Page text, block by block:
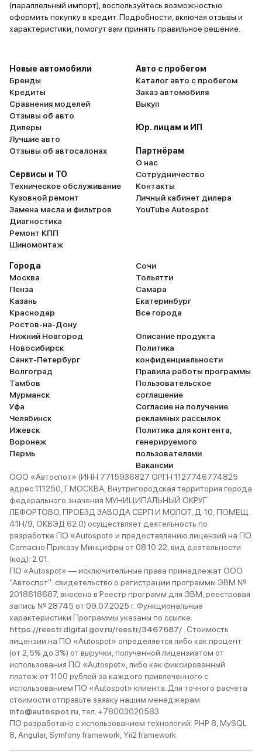
(параллельный импорт), воспользуйтесь возможностью
оформить покупку в кредит. Подробности, включая отзывы и
характеристики, помогут вам принять правильное решение.
Новые автомобили
Бренды
Кредиты
Сравнения моделей
Отзывы об авто
Дилеры
Лучшие авто
Отзывы об автосалонах
Сервисы и ТО
Техническое обслуживание
Кузовной ремонт
Замена масла и фильтров
Диагностика
Ремонт КПП
Шиномонтаж
Авто с пробегом
Каталог авто с пробегом
Заказ автомобиля
Выкуп
Юр. лицам и ИП
Партнёрам
О нас
Сотрудничество
Контакты
Личный кабинет дилера
YouTube Autospot
Города
Москва
Пенза
Казань
Краснодар
Ростов-на-Дону
Нижний Новгород
Новосибирск
Санкт-Петербург
Волгоград
Тамбов
Мурманск
Уфа
Челябинск
Ижевск
Воронеж
Пермь
Сочи
Тольятти
Самара
Екатеринбург
Все города
Описание продукта
Политика
конфиденциальности
Правила работы программы
Пользовательское
соглашение
Согласие на получение
рекламных рассылок
Политика для контента,
генерируемого
пользователями
Вакансии
ООО «Автоспот» (ИНН 7715936827 ОРГН 1127746774825
адрес 111250, Г.МОСКВА, Внутригородская территория города
федерального значения МУНИЦИПАЛЬНЫЙ ОКРУГ
ЛЕФОРТОВО, ПРОЕЗД ЗАВОДА СЕРП И МОЛОТ, Д. 10, ПОМЕЩ.
41Н/9, ОКВЭД 62.0) осуществляет деятельность по
разработке ПО «Autospot» и предоставлению лицензий на ПО.
Согласно Приказу Минцифры от 08.10.22, вид деятельности
(код): 2.01.
ПО «Autospot» — исключительные права принадлежат ООО
"Автоспот": свидетельство о регистрации программы ЭВМ №
2018618687, внесена в Реестр программ для ЭВМ, реестровая
запись № 28745 от 09.07.2025 г. Функциональные
характеристики Программы указаны по ссылке:
https://reestr.digital.gov.ru/reestr/3467687/ . Стоимость
лицензии на ПО «Autospot» определяется либо как процент
(от 2,5% до 3%) от выручки, полученной лицензиатом от
использования ПО «Autospot», либо как фиксированный
платеж от 1100 рублей за каждого привлеченного с
использованием ПО «Autospot» клиента. Для точного расчета
стоимости отправьте заявку нашим менеджерам
info@autospot.ru , тел. +78003020583
ПО разработано с использованием технологий: PHP 8, MySQL
8, Angular, Symfony framework, Yii2 framework.